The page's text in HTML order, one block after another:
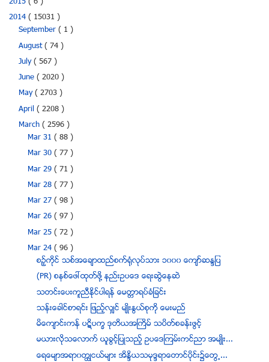
2014 ( 15031 )
September ( 1 )
August( 74 )
July( 567 )
June ( 2020 )
May( 2703 )
April ( 2208 )
March ( 2596 )
Mar 31( 88 )
Mar 30( 77 )
Mar 29( 71 )
Mar 28( 77 )
Mar 27( 98 )
Mar 26( 97 )
Mar 25( 72 )
Mar 24( 96 )
စဥ့္ကုိင္ သစ္အေခ်ာထည္စက္ရုံလုပ္သား ၁၀၀၀ ေက်ာ္ဆႏၵျပ
(PR) စနစ္ေဖၚထုတ္ဖို႔ နည္းဥပေဒ ေရးဆြဲေနဆဲ
သတင္းေပးကူညီႏိုင္ပါရန္ ေမတၱာရပ္ခံျခင္း
သန္းေခါင္စာရင္း ျဖည့္လ်ွင္ မ်ဳိးႏြယ္စုကုိ ေမးမည္
မိေက်ာင္းကန္ ပဋိပကၡ ဒုတိယအႀကိမ္ သပိတ္စခန္းဖြင့္
မယားလိုသေလာက္ ယူခြင့္ျပဳသည့္ ဥပေဒၾကမ္းကင္ညာ အမ်ဳိး...
ေရေမ်ာအရာ၀တၴဳငယ္မ်ား အိႏၵိယသမုဒၵရာေတာင္ပုိင္း၌ေတြ႕...